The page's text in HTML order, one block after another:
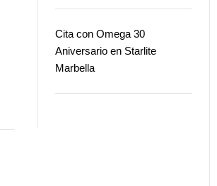
Cita con Omega 30
Aniversario en Starlite
Marbella